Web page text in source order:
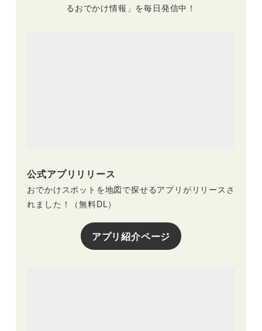
るおでかけ情報」を毎日発信中！
公式アプリリリース
おでかけスポットを地図で探せるアプリがリリースさ
れました！（無料DL）
アプリ紹介ページ